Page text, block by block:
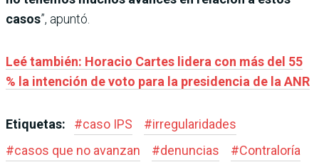
casos”, apuntó.
Leé también: Horacio Cartes lidera con más del 55
% la intención de voto para la presidencia de la ANR
Etiquetas: #caso IPS #irregularidades
#casos que no avanzan #denuncias #Contraloría